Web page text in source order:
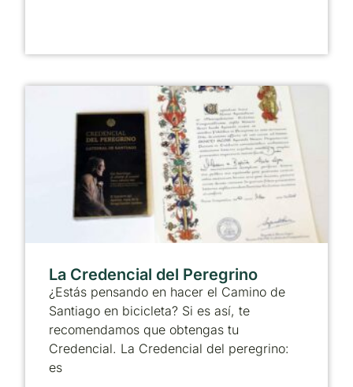
La Credencial del Peregrino
¿Estás pensando en hacer el Camino de
Santiago en bicicleta? Si es así, te
recomendamos que obtengas tu
Credencial. La Credencial del peregrino:
es